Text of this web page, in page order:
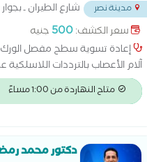
مدينة نصر شارع الطيران ـ
سعر الكشف:500 جنيه
إعادة تسوية سطح مفصل الورك
آلام الأعصاب بالترددات
الركبة عملية مفصل الكوع قطع
متاح النهاردة من 1:00 مساءً
دكتور محمد